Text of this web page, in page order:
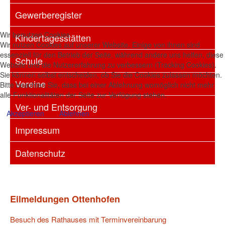
Gewerberegister
Kindertagesstätten
Schule
Vereine
Ver- und Entsorgung
Impressum
Datenschutz
Eilmeldungen Ottenhofen
Besuch des Rathauses mit Terminvereinbarung
Wir benutzen Cookies
Wir nutzen Cookies auf unserer Website. Einige von ihnen sind
essenziell für den Betrieb der Seite, während andere uns helfen, diese
Website und die Nutzererfahrung zu verbessern (Tracking Cookies).
Sie können selbst entscheiden, ob Sie die Cookies zulassen möchten.
Bitte beachten Sie, dass bei einer Ablehnung womöglich nicht mehr
alle Funktionalitäten der Seite zur Verfügung stehen.
Akzeptieren
Ablehnen